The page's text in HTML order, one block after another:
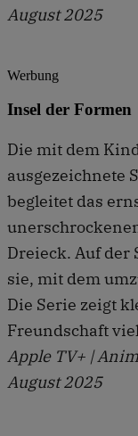
August 2025
Werbung
Insel der Formen
Die mit dem
ausgezeichnete
begleitet das
Dreieck. Auf der
sie, mit dem
Die Serie zeigt
Freundschaft
Apple TV+ |
August 2025